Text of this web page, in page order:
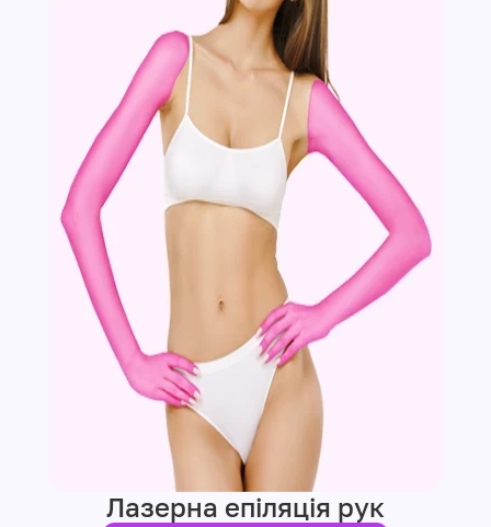
Лазерна епіляція рук